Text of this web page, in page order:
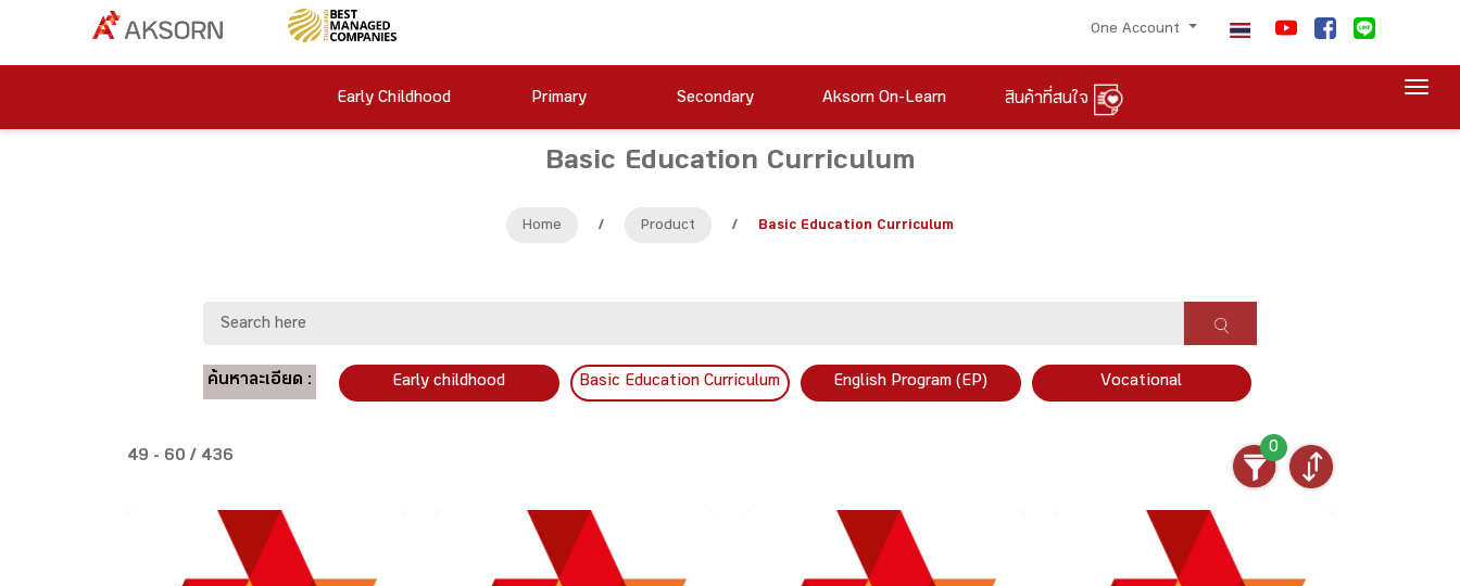
One Account
Early Childhood Primary Secondary Aksorn On-Learn สินค้าที่สนใจ
Basic Education Curriculum
Home / Product / Basic Education Curriculum
ค้นหาละเอียด : Early childhood Basic Education Curriculum English Program (EP) Vocational
49 - 60 / 436
0